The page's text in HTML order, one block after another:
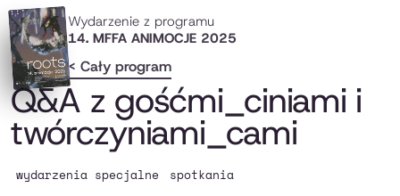
Wydarzenie z programu
14. MFFA ANIMOCJE 2025
< Cały program
Q&A z gośćmi_ciniami i
twórczyniami_cami
wydarzenia specjalne spotkania